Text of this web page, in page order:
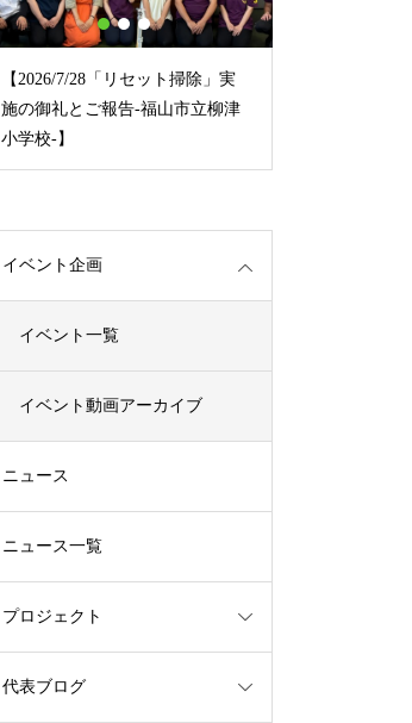
【2026/7/28「リセット掃除」実
施の御礼とご報告-福山市立柳津
小学校-】
1 2 3
イベント企画
イベント一覧
イベント動画アーカイブ
ニュース
ニュース一覧
プロジェクト
代表ブログ